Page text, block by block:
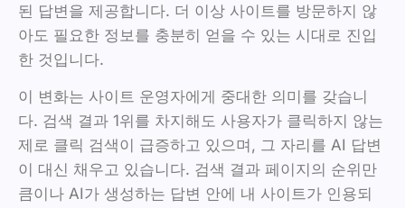
된 답변을 제공합니다. 더 이상 사이트를 방문하지 않
아도 필요한 정보를 충분히 얻을 수 있는 시대로 진입
한 것입니다.
이 변화는 사이트 운영자에게 중대한 의미를 갖습니
다. 검색 결과 1위를 차지해도 사용자가 클릭하지 않는
제로 클릭 검색이 급증하고 있으며, 그 자리를 AI 답변
이 대신 채우고 있습니다. 검색 결과 페이지의 순위만
큼이나 AI가 생성하는 답변 안에 내 사이트가 인용되